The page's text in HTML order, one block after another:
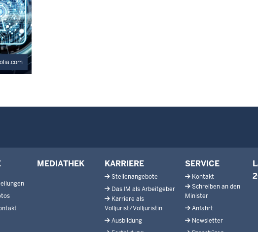
MEDIATHEK KARRIERE
Stellenangebote
Das IM als Arbeitgeber
Karriere als
Volljurist/Volljuristin
Ausbildung
SERVICE
Kontakt
Schreiben an den
Minister
Anfahrt
Newsletter